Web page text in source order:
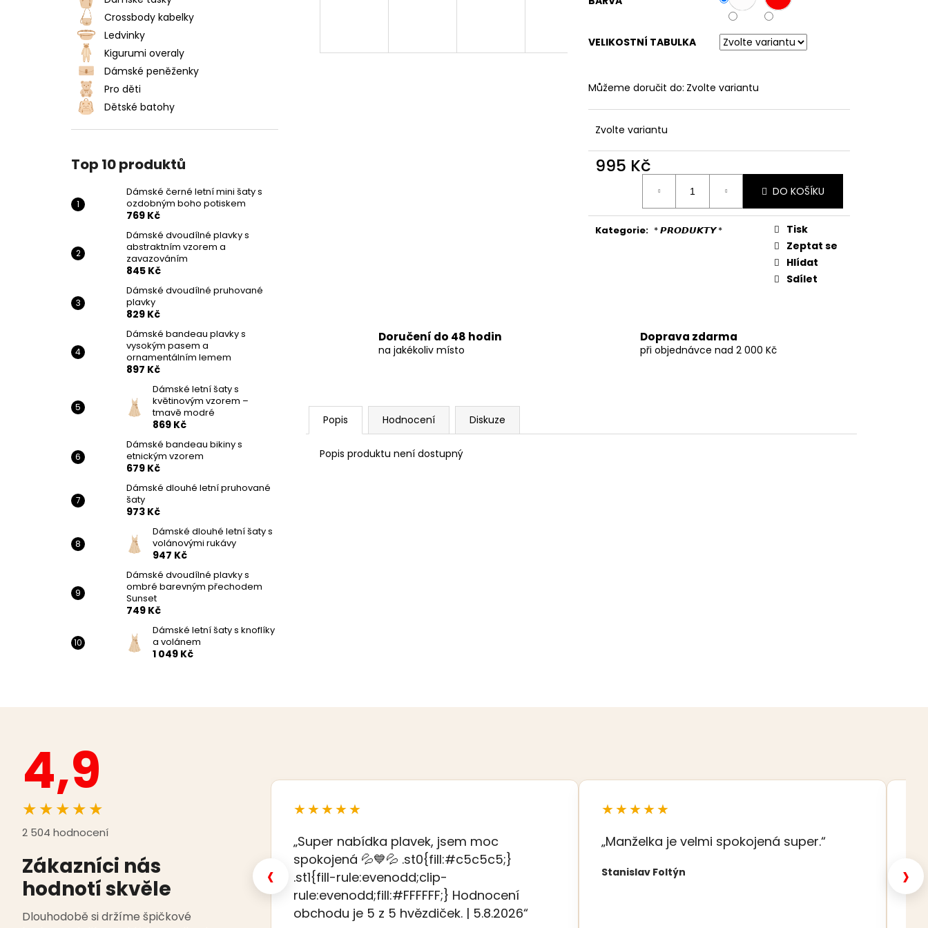
Crossbody kabelky
Ledvinky
Kigurumi overaly
Dámské peněženky
Pro děti
Dětské batohy
Top 10 produktů
Dámské černé letní mini šaty s
ozdobným boho potiskem
769 Kč
Dámské dvoudílné plavky s
abstraktním vzorem a
zavazováním
845 Kč
Dámské dvoudílné pruhované
plavky
829 Kč
Dámské bandeau plavky s
vysokým pasem a
ornamentálním lemem
897 Kč
Dámské letní šaty s
květinovým vzorem –
tmavě modré
869 Kč
Dámské bandeau bikiny s
etnickým vzorem
679 Kč
Dámské dlouhé letní pruhované
šaty
973 Kč
Dámské dlouhé letní šaty s
volánovými rukávy
947 Kč
Dámské dvoudílné plavky s
ombré barevným přechodem
Sunset
749 Kč
Dámské letní šaty s knoflíky
a volánem
1 049 Kč
VELIKOSTNÍ TABULKA
Můžeme doručit do: Zvolte variantu
Zvolte variantu
995 Kč
DO KOŠÍKU
Kategorie: * 𝙋𝙍𝙊𝘿𝙐𝙆𝙏𝙔 *
Tisk
Zeptat se
Hlídat
Sdílet
Doručení do 48 hodin
na jakékoliv místo
Doprava zdarma
při objednávce nad 2 000 Kč
Popis Hodnocení Diskuze
Popis produktu není dostupný
DÁMSKÉ ČERNÉ LETNÍ MINI ŠATY S
OZDOBNÝM BOHO POTISKEM
769 Kč
DÁMSKÉ DVOUDÍLNÉ PRUHOVANÉ
4,9
★★★★★
2 504 hodnocení
Zákazníci nás
hodnotí skvěle
Dlouhodobě si držíme špičkové
‹
★★★★★
„Super nabídka plavek, jsem moc
spokojená 💦💙💦 .st0{fill:#c5c5c5;}
.st1{fill-rule:evenodd;clip-
rule:evenodd;fill:#FFFFFF;} Hodnocení
obchodu je 5 z 5 hvězdiček. | 5.8.2026“
★★★★★
„Manželka je velmi spokojená super.“
Stanislav Foltýn ›